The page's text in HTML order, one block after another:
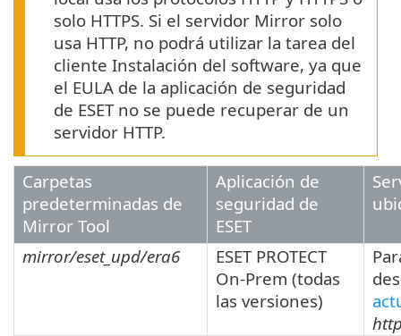
solo HTTPS. Si el servidor Mirror solo
usa HTTP, no podrá utilizar la tarea del
cliente Instalación del software, ya que
el EULA de la aplicación de seguridad
de ESET no se puede recuperar de un
servidor HTTP.
Carpetas
predeterminadas de
Mirror Tool
Aplicación de
seguridad de
ESET
mirror/eset_upd/era6
ESET PROTECT
On-Prem (todas
las versiones)